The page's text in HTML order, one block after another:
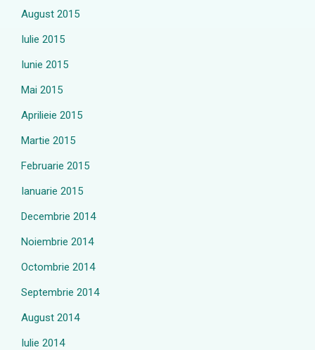
August 2015
Iulie 2015
Iunie 2015
Mai 2015
Aprilieie 2015
Martie 2015
Februarie 2015
Ianuarie 2015
Decembrie 2014
Noiembrie 2014
Octombrie 2014
Septembrie 2014
August 2014
Iulie 2014